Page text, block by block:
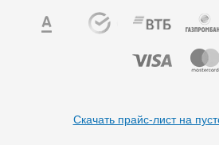
Скачать прайс-лист на